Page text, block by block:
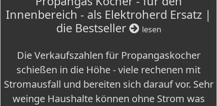
Innenbereich - als Elektroherd Ersatz |
die Bestseller
lesen
Die Verkaufszahlen für Propangaskocher
schießen in die Höhe - viele rechenen mit
Stromausfall und bereiten sich darauf vor. Sehr
weinge Haushalte können ohne Strom was